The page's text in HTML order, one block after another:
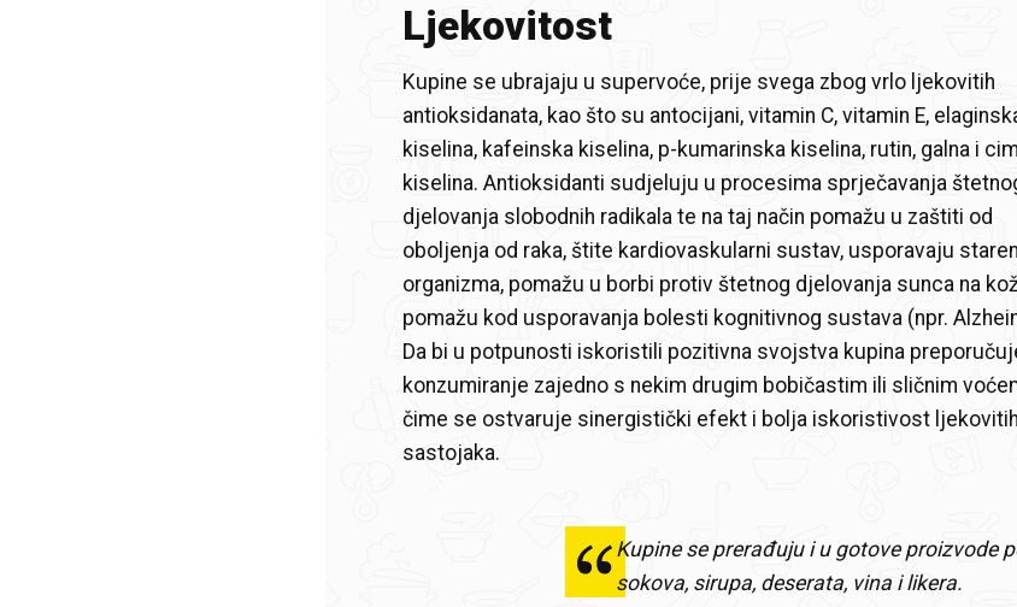
Ljekovitost
Kupine se ubrajaju u supervoće, prije svega zbog vrlo ljekovitih
antioksidanata, kao što su antocijani, vitamin C, vitamin E,
kiselina, kafeinska kiselina, p-kumarinska kiselina, rutin, galna i
kiselina. Antioksidanti sudjeluju u procesima sprječavanja
djelovanja slobodnih radikala te na taj način pomažu u zaštiti od
oboljenja od raka, štite kardiovaskularni sustav, usporavaju
organizma, pomažu u borbi protiv štetnog djelovanja sunca na
pomažu kod usporavanja bolesti kognitivnog sustava (npr.
Da bi u potpunosti iskoristili pozitivna svojstva kupina
konzumiranje zajedno s nekim drugim bobičastim ili sličnim
čime se ostvaruje sinergistički efekt i bolja iskoristivost ljekovitih
sastojaka.
Kupine se prerađuju i u gotove proizvode
sokova, sirupa, deserata, vina i likera.